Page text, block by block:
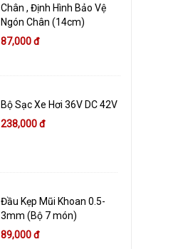
Chân , Định Hình Bảo Vệ
Ngón Chân (14cm)
87,000 đ
Bộ Sạc Xe Hơi 36V DC 42V
238,000 đ
Đầu Kẹp Mũi Khoan 0.5-
3mm (Bộ 7 món)
89,000 đ